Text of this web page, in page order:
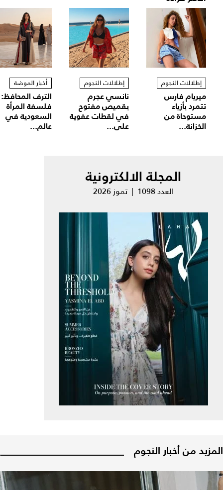
إطلالات النجوم
ميريام فارس
تتمرد بأزياء
مستوحاة من
الخزانة...
إطلالات النجوم
نانسي عجرم
بقميص مفتوح
في لقطات عفوية
على...
أخبار الموضة
الترف المحافظ:
فلسفة المرأة
السعودية في
عالم...
المجلة الالكترونية
العدد 1098 | تموز 2026
المزيد من أخبار النجوم